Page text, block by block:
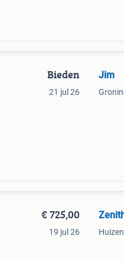
Bieden
21 jul 26
Jim
€ 725,00
19 jul 26 Huizen